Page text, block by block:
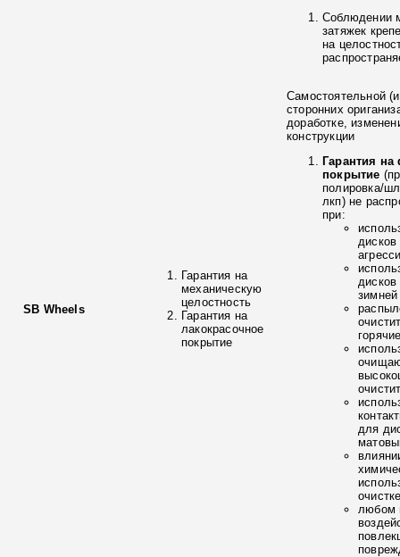
SB Wheels
Гарантия на
механическую
целостность
Гарантия на
лакокрасочное
покрытие
Соблюдении
затяжек
на
Самостоятельной
сторонних
доработке,
конструкции
Гарантия
покрытие
полировка/
лкп) не
при:
зимней
для
любом